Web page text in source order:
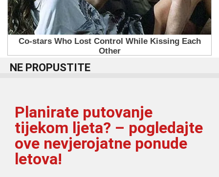
NE PROPUSTITE
Planirate putovanje
tijekom ljeta? – pogledajte
ove nevjerojatne ponude
letova!